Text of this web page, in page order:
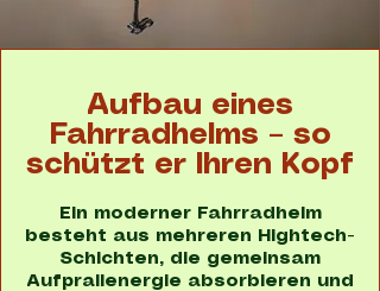
Aufbau eines
Fahrradhelms – so
schützt er Ihren Kopf
Ein moderner Fahrradhelm
besteht aus mehreren Hightech-
Schichten, die gemeinsam
Aufprallenergie absorbieren und